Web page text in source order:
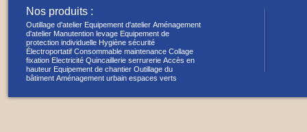
Nos produits :
Outillage d'atelier Equipement d'atelier Aménagement
d'atelier Manutention levage Equipement de
protection individuelle Hygiène sécurité
Électroportatif Consommable maintenance Collage
fixation Electricité Quincaillerie serrurerie Accès en
hauteur Equipement de chantier Outillage du
bâtiment Aménagement urbain espaces verts